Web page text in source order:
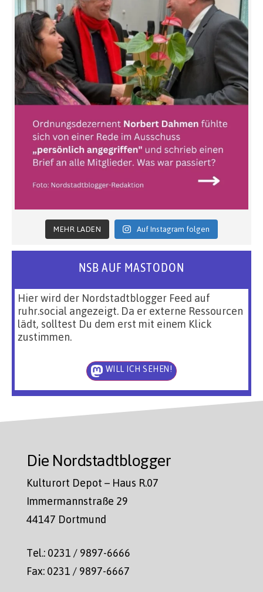
MEHR LADEN Auf Instagram folgen
NSB AUF MASTODON
Hier wird der Nordstadtblogger Feed auf
ruhr.social angezeigt. Da er externe Ressourcen
lädt, solltest Du dem erst mit einem Klick
zustimmen.
WILL ICH SEHEN!
Die Nordstadtblogger
Kulturort Depot – Haus R.07
Immermannstraße 29
44147 Dortmund
Tel.: 0231 / 9897-6666
Fax: 0231 / 9897-6667